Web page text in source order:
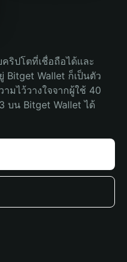
ริปโตที่เชื่อถือได้และ
Wallet ก็เป็นตัว
มไว้วางใจจากผู้ใช้ 40
บน Bitget Wallet ได้